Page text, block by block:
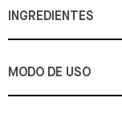
INGREDIENTES
MODO DE USO